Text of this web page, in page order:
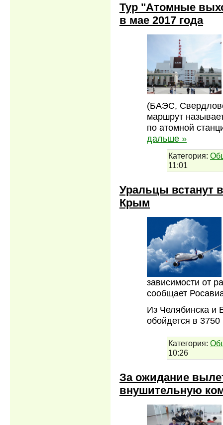
Тур "Атомные
в мае 2017 года
(БАЭС,
маршрут
по атомной
дальше »
Категория:
11:01
Уральцы встанут
Крым
зависимости от
сообщает
Из Челябинска и
обойдется в
Категория:
10:26
За ожидание
внушительную